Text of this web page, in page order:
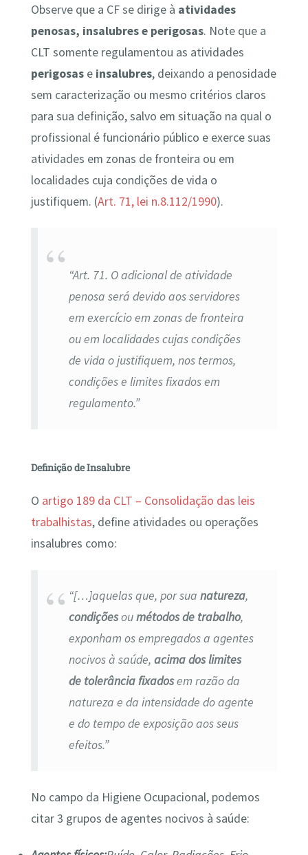
Observe que a CF se dirige à atividades
penosas, insalubres e perigosas. Note que a
CLT somente regulamentou as atividades
perigosas e insalubres, deixando a penosidade
sem caracterização ou mesmo critérios claros
para sua definição, salvo em situação na qual o
profissional é funcionário público e exerce suas
atividades em zonas de fronteira ou em
localidades cuja condições de vida o
justifiquem. (Art. 71, lei n.8.112/1990).
“Art. 71. O adicional de atividade
penosa será devido aos servidores
em exercício em zonas de fronteira
ou em localidades cujas condições
de vida o justifiquem, nos termos,
condições e limites fixados em
regulamento.”
Definição de Insalubre
O artigo 189 da CLT – Consolidação das leis
trabalhistas, define atividades ou operações
insalubres como:
“[…]aquelas que, por sua natureza,
condiçõesoumétodos de trabalho,
exponham os empregados a agentes
nocivos à saúde, acima dos limites
de tolerância fixadosem razão da
natureza e da intensidade do agente
e do tempo de exposição aos seus
efeitos.”
No campo da Higiene Ocupacional, podemos
citar 3 grupos de agentes nocivos à saúde: